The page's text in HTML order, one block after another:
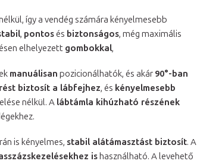
így a vendég számára kényelmesebb
, pontosés biztonságos, még maximális
elhelyezett gombokkal,
manuálisan pozicionálhatók, és akár 90°-ban
biztosít a lábfejhez, és kényelmesebb
nélkül. A lábtámla kihúzható részének
is kényelmes, stabil alátámasztást biztosít. A
is használható. A levehető